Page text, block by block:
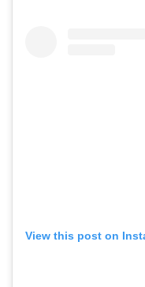
View this post on